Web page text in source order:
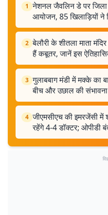
1 नेशनल जैवलिन डे पर जिला
आयोजन, 85 खिलाड़ियों ने
2 बेलौरी के शीतला माता
हैं कबूतर, जानें इस
3 गुलाबबाग मंडी में मक्के का
बीच और उछाल की संभावना
4 जीएमसीएच की इमरजेंसी में
रहेंगे 4-4 डॉक्टर; ओपीडी